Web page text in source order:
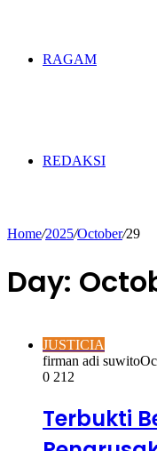
RAGAM
REDAKSI
Home/2025/October/29
Day:
JUSTICIA
firman adi suwito
0 212
Terbukti